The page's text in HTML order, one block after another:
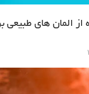
از المان های